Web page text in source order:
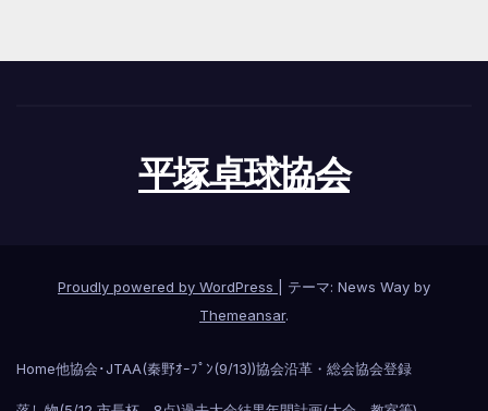
平塚卓球協会
Proudly powered by WordPress
テーマ: News Way by
Themeansar.
Home他協会･JTAA(秦野ｵｰﾌﾟﾝ(9/13))協会沿革・総会協会登録